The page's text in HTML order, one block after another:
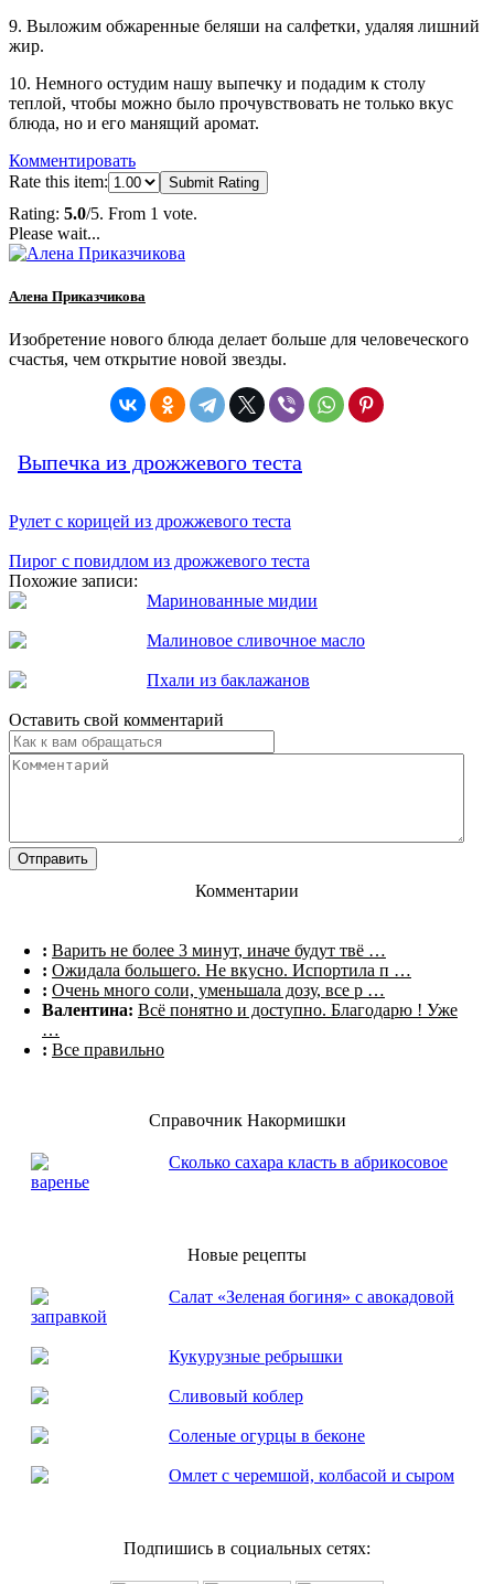
9. Выложим обжаренные беляши на салфетки, удаляя лишний
жир.
10. Немного остудим нашу выпечку и подадим к столу
теплой, чтобы можно было прочувствовать не только вкус
блюда, но и его манящий аромат.
Комментировать
Rate this item:
Submit Rating
Rating: 5.0/5. From 1 vote.
Please wait...
Алена Приказчикова
Изобретение нового блюда делает больше для человеческого
счастья, чем открытие новой звезды.
Выпечка из дрожжевого теста
Рулет с корицей из дрожжевого теста
Пирог с повидлом из дрожжевого теста
Похожие записи:
Маринованные мидии
Малиновое сливочное масло
Пхали из баклажанов
Оставить свой комментарий
Комментарии
: Варить не более 3 минут, иначе будут твё …
: Ожидала большего. Не вкусно. Испортила п …
: Очень много соли, уменьшала дозу, все р …
Валентина: Всё понятно и доступно. Благодарю ! Уже
…
: Все правильно
Справочник Накормишки
Сколько сахара класть в абрикосовое
варенье
Новые рецепты
Салат «Зеленая богиня» с авокадовой
заправкой
Кукурузные ребрышки
Сливовый коблер
Соленые огурцы в беконе
Омлет с черемшой, колбасой и сыром
Подпишись в социальных сетях: